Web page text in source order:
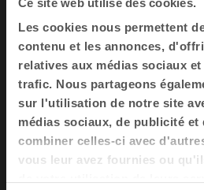
Les cookies nous permettent
contenu et les annonces,
relatives aux médias sociaux
trafic. Nous partageons
sur l'utilisation de notre site
médias sociaux, de publicité
combiner celles-ci avec
vous leur avez fournies ou
L'éducation
SAOMAR